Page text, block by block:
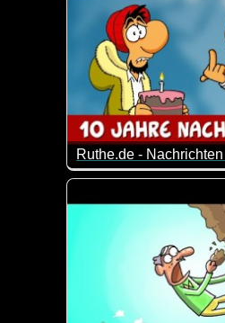
Frederik Schrader und